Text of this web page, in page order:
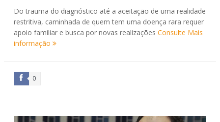
Do trauma do diagnóstico até a aceitação de uma realidade
restritiva, caminhada de quem tem uma doença rara requer
apoio familiar e busca por novas realizações Consulte Mais
informação
0